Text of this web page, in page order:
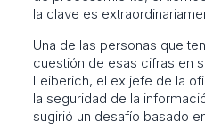
la clave es
Una de las personas que
cuestión de esas cifras en
Leiberich, el ex jefe de la
la seguridad de la
sugirió un desafío basado